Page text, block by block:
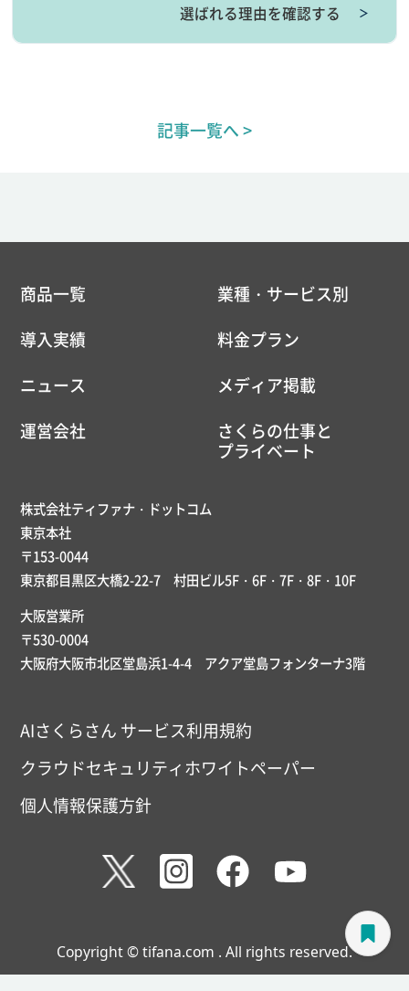
選ばれる理由を確認する ＞
記事一覧へ >
商品一覧
業種・サービス別
導入実績
料金プラン
ニュース
メディア掲載
運営会社
さくらの仕事と
プライベート
株式会社ティファナ・ドットコム
東京本社
〒153-0044
東京都目黒区大橋2-22-7 村田ビル5F・6F・7F・8F・10F
大阪営業所
〒530-0004
大阪府大阪市北区堂島浜1-4-4 アクア堂島フォンターナ3階
AIさくらさん サービス利用規約
クラウドセキュリティホワイトペーパー
個人情報保護方針
Copyright © tifana.com . All rights reserved.